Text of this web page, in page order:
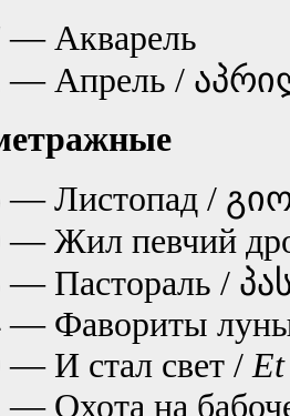
— Акварель
— Апрель /
— Листопад /
— Жил певчий
— Пастораль /
— Фавориты
— И стал свет /
— Охота на